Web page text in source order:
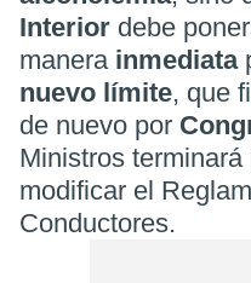
Interior debe
manera inmediata
nuevo límite, que
de nuevo por
Ministros terminará
modificar el
Conductores.